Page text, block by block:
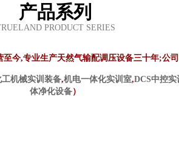
产品系列
PRODUCT SERIES
今,专业生产天然气输配调压设备三十年;公
工机械实训装备,机电一体化实训室,DCS中控实
体净化设备）